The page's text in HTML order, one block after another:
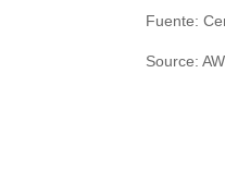
Fuente:
Source: